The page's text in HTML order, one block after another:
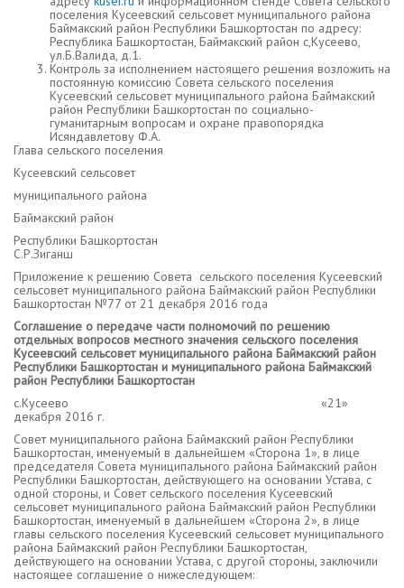
поселения Кусеевский сельсовет муниципального района
Баймакский район Республики Башкортостан по адресу:
Республика Башкортостан, Баймакский район с,Кусеево,
ул.Б.Валида, д.1.
Контроль за исполнением настоящего решения возложить на
постоянную комиссию Совета сельского поселения
Кусеевский сельсовет муниципального района Баймакский
район Республики Башкортостан по социально-
гуманитарным вопросам и охране правопорядка
Исяндавлетову Ф.А.
Глава сельского поселения
Кусеевский сельсовет
муниципального района
Баймакский район
Республики Башкортостан
С.Р.Зиганш
Приложение к решению Совета сельского поселения Кусеевский
сельсовет муниципального района Баймакский район Республики
Башкортостан №77 от 21 декабря 2016 года
Соглашение о передаче части полномочий по решению
отдельных вопросов местного значения сельского поселения
Кусеевский сельсовет муниципального района Баймакский район
Республики Башкортостан и муниципального района Баймакский
район Республики Башкортостан
с.Кусеево «21»
декабря 2016 г.
Совет муниципального района Баймакский район Республики
Башкортостан, именуемый в дальнейшем «Сторона 1», в лице
председателя Совета муниципального района Баймакский район
Республики Башкортостан, действующего на основании Устава, с
одной стороны, и Совет сельского поселения Кусеевский
сельсовет муниципального района Баймакский район Республики
Башкортостан, именуемый в дальнейшем «Сторона 2», в лице
главы сельского поселения Кусеевский сельсовет муниципального
района Баймакский район Республики Башкортостан,
действующего на основании Устава, с другой стороны, заключили
настоящее соглашение о нижеследующем: